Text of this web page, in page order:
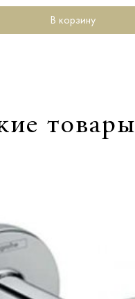
В корзину
товары